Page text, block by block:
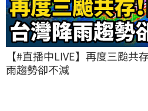
【#直播中LIVE】再度三颱共
雨趨勢卻不減